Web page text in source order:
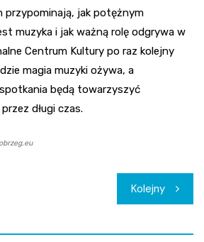
przypominają, jak potężnym
muzyka i jak ważną rolę odgrywa w
Centrum Kultury po raz kolejny
magia muzyki ożywa, a
będą towarzyszyć
długi czas.
Kolejny